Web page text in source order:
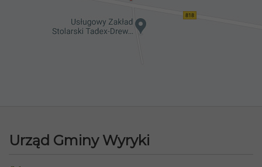
Urząd Gminy Wyryki